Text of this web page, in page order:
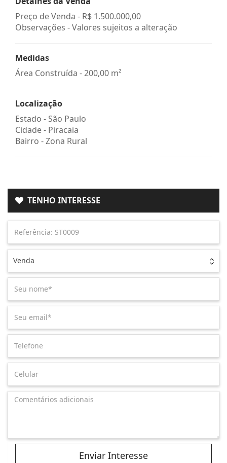
Preço de Venda - R$ 1.500.000,00
Observações - Valores sujeitos a alteração
Medidas
Área Construída - 200,00 m²
Localização
Estado -São Paulo
Cidade - Piracaia
Bairro -Zona Rural
TENHO INTERESSE
Venda
Enviar Interesse